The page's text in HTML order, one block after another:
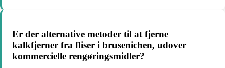
Er der alternative metoder til at fjerne
kalkfjerner fra fliser i brusenichen, udover
kommercielle rengøringsmidler?